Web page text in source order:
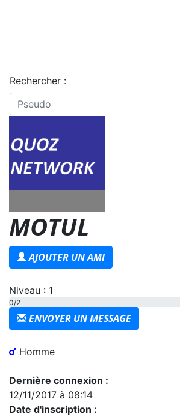
Rechercher :
MOTUL
AJOUTER UN AMI
Niveau : 1
0/2
ENVOYER UN MESSAGE
Homme
Dernière connexion :
12/11/2017 à 08:14
Date d'inscription :